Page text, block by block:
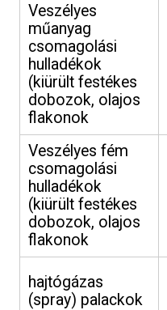
Veszélyes
műanyag
csomagolási
hulladékok
(kiürült festékes
dobozok, olajos
flakonok
Veszélyes fém
csomagolási
hulladékok
(kiürült festékes
dobozok, olajos
flakonok
hajtógázas
(spray) palackok